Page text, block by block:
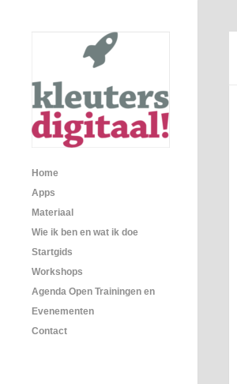
Home
Apps
Materiaal
Wie ik ben en wat ik doe
Startgids
Workshops
Agenda Open Trainingen en
Evenementen
Contact